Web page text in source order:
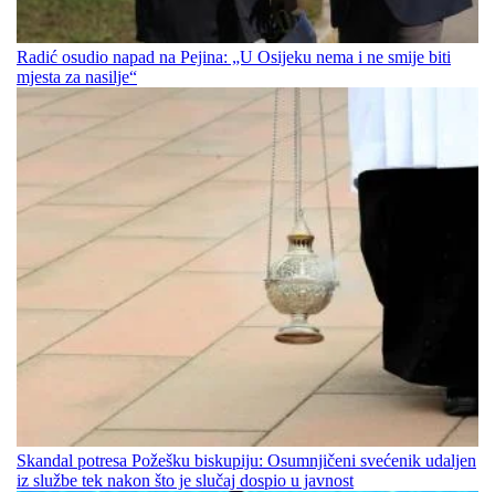
Radić osudio napad na Pejina: „U Osijeku nema i ne smije biti
mjesta za nasilje“
Skandal potresa Požešku biskupiju: Osumnjičeni svećenik udaljen
iz službe tek nakon što je slučaj dospio u javnost